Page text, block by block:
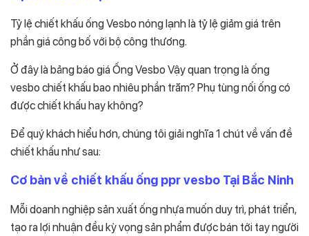
Tỷ lệ chiết khấu ống Vesbo nóng lạnh là tỷ lệ giảm giá trên
phần giá công bố với bộ công thương.
Ở đây là bảng báo giá Ống Vesbo Vậy quan trọng là ống
vesbo chiết khấu bao nhiêu phần trăm? Phụ tùng nối ống có
được chiết khấu hay không?
Để quý khách hiểu hơn, chúng tôi giải nghĩa 1 chút về vấn đề
chiết khấu như sau:
Cơ bản về chiết khấu ống ppr vesbo Tại Bắc Ninh
Mỗi doanh nghiệp sản xuất ống nhựa muốn duy trì, phát triển,
tạo ra lợi nhuận đều kỳ vọng sản phẩm được bán tới tay người